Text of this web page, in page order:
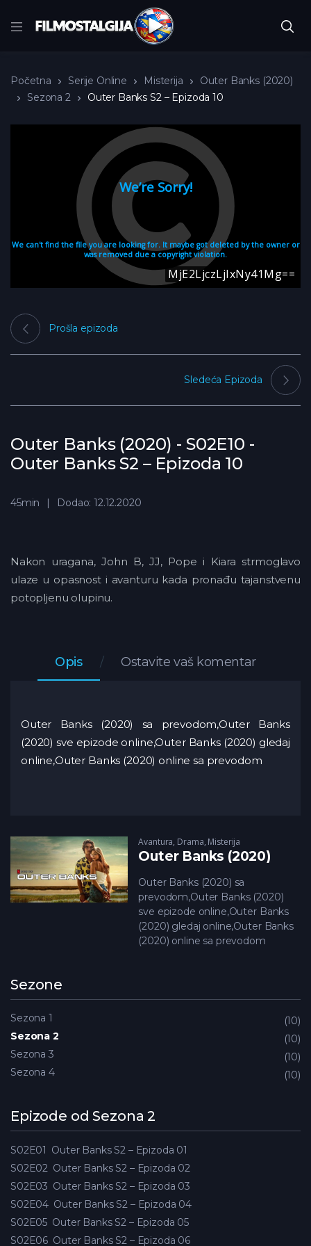
Početna Serije Online Misterija
Outer Banks (2020)
Sezona 2
Outer Banks S2 – Epizoda 10
Outer Banks (2020) - S02E10 -
Outer Banks S2 – Epizoda 10
Prošla epizoda
Sledeća Epizoda
45min Dodao: 12.12.2020
Nakon uragana, John B, JJ, Pope i Kiara strmoglavo
ulaze u opasnost i avanturu kada pronađu tajanstvenu
potopljenu olupinu.
Opis Ostavite vaš komentar
Outer Banks (2020) sa prevodom,Outer Banks
(2020) sve epizode online,Outer Banks (2020) gledaj
online,Outer Banks (2020) online sa prevodom
Avantura, Drama, Misterija
Outer Banks (2020)
Outer Banks (2020) sa
prevodom,Outer Banks (2020)
sve epizode online,Outer Banks
(2020) gledaj online,Outer Banks
(2020) online sa prevodom
Sezone
Sezona 1
10
Sezona 2
10
Sezona 3
10
Sezona 4
10
Epizode od Sezona 2
S02E01 Outer Banks S2 – Epizoda 01
S02E02 Outer Banks S2 – Epizoda 02
S02E03 Outer Banks S2 – Epizoda 03
S02E04 Outer Banks S2 – Epizoda 04
S02E05 Outer Banks S2 – Epizoda 05
S02E06 Outer Banks S2 – Epizoda 06